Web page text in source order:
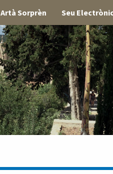
Artà Sorprèn Seu